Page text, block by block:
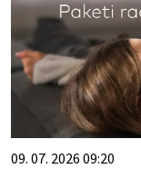
09. 07. 2026 09:20